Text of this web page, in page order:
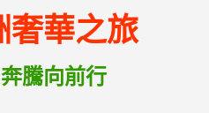
奢華之旅
騰向前行